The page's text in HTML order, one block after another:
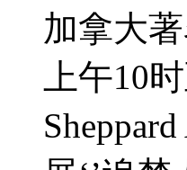
加拿大
上午10